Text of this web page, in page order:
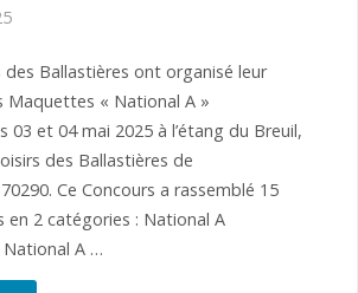
des Ballastières ont organisé leur
Maquettes « National A »
03 et 04 mai 2025 à l’étang du Breuil,
des Ballastières de
Ce Concours a rassemblé 15
en 2 catégories : National A
A …